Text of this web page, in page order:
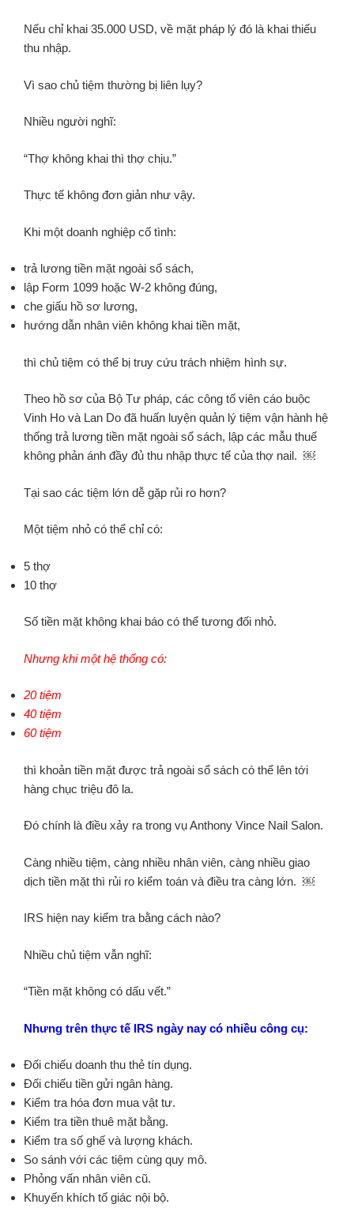
Nếu chỉ khai 35.000 USD, về mặt pháp lý đó là khai thiếu
thu nhập.
Vì sao chủ tiệm thường bị liên lụy?
Nhiều người nghĩ:
“Thợ không khai thì thợ chịu.”
Thực tế không đơn giản như vậy.
Khi một doanh nghiệp cố tình:
trả lương tiền mặt ngoài sổ sách,
lập Form 1099 hoặc W-2 không đúng,
che giấu hồ sơ lương,
hướng dẫn nhân viên không khai tiền mặt,
thì chủ tiệm có thể bị truy cứu trách nhiệm hình sự.
Theo hồ sơ của Bộ Tư pháp, các công tố viên cáo buộc
Vinh Ho và Lan Do đã huấn luyện quản lý tiệm vận hành hệ
thống trả lương tiền mặt ngoài sổ sách, lập các mẫu thuế
không phản ánh đầy đủ thu nhập thực tế của thợ nail. ￼
Tại sao các tiệm lớn dễ gặp rủi ro hơn?
Một tiệm nhỏ có thể chỉ có:
5 thợ
10 thợ
Số tiền mặt không khai báo có thể tương đối nhỏ.
Nhưng khi một hệ thống có:
20 tiệm
40 tiệm
60 tiệm
thì khoản tiền mặt được trả ngoài sổ sách có thể lên tới
hàng chục triệu đô la.
Đó chính là điều xảy ra trong vụ Anthony Vince Nail Salon.
Càng nhiều tiệm, càng nhiều nhân viên, càng nhiều giao
dịch tiền mặt thì rủi ro kiểm toán và điều tra càng lớn. ￼
IRS hiện nay kiểm tra bằng cách nào?
Nhiều chủ tiệm vẫn nghĩ:
“Tiền mặt không có dấu vết.”
Nhưng trên thực tế IRS ngày nay có nhiều công cụ:
Đối chiếu doanh thu thẻ tín dụng.
Đối chiếu tiền gửi ngân hàng.
Kiểm tra hóa đơn mua vật tư.
Kiểm tra tiền thuê mặt bằng.
Kiểm tra số ghế và lượng khách.
So sánh với các tiệm cùng quy mô.
Phỏng vấn nhân viên cũ.
Khuyến khích tố giác nội bộ.